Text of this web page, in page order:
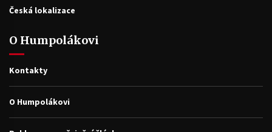
Česká lokalizace
O Humpolákovi
Kontakty
O Humpolákovi